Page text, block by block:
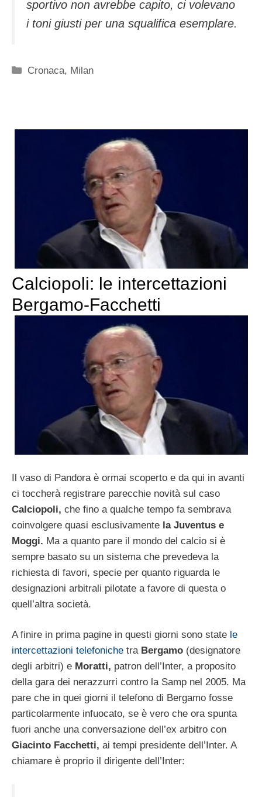
sportivo non avrebbe capito, ci volevano
i toni giusti per una squalifica esemplare.
Categorie
Cronaca, Milan
Calciopoli: le intercettazioni
Bergamo-Facchetti
Il vaso di Pandora è ormai scoperto e da qui in avanti
ci toccherà registrare parecchie novità sul caso
Calciopoli, che fino a qualche tempo fa sembrava
coinvolgere quasi esclusivamente la Juventus e
Moggi. Ma a quanto pare il mondo del calcio si è
sempre basato su un sistema che prevedeva la
richiesta di favori, specie per quanto riguarda le
designazioni arbitrali pilotate a favore di questa o
quell’altra società.
A finire in prima pagine in questi giorni sono state le
intercettazioni telefoniche tra Bergamo (designatore
degli arbitri) e Moratti, patron dell’Inter, a proposito
della gara dei nerazzurri contro la Samp nel 2005. Ma
pare che in quei giorni il telefono di Bergamo fosse
particolarmente infuocato, se è vero che ora spunta
fuori anche una conversazione dell’ex arbitro con
Giacinto Facchetti, ai tempi presidente dell’Inter. A
chiamare è proprio il dirigente dell’Inter: